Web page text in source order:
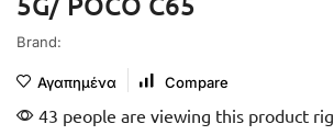
Brand:
Αγαπημένα Compare
43 people are viewing this product